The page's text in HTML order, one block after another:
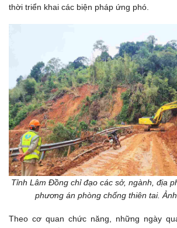
thời triển khai các biện pháp ứng phó.
Tỉnh Lâm Đồng chỉ đạo các sở, ngành, địa
phương án phòng chống thiên tai.
Theo cơ quan chức năng, những ngày